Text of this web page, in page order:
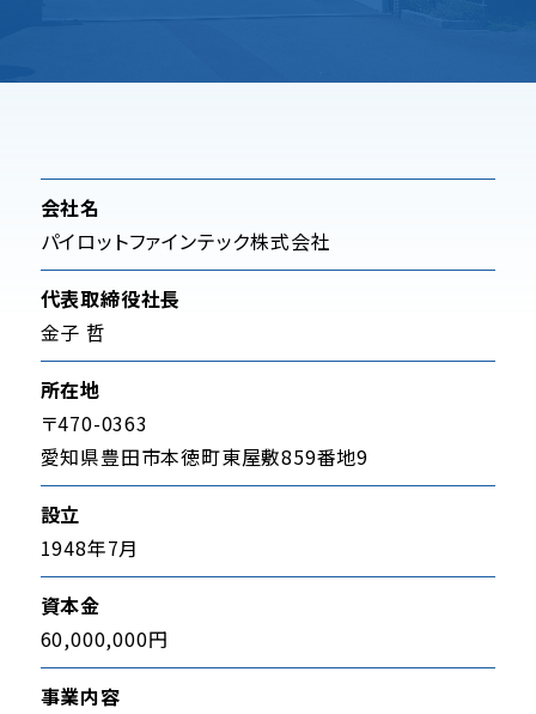
会社名
パイロットファインテック株式会社
代表取締役社長
金子 哲
所在地
〒470-0363
愛知県豊田市本徳町東屋敷859番地9
設立
1948年7月
資本金
60,000,000円
事業内容